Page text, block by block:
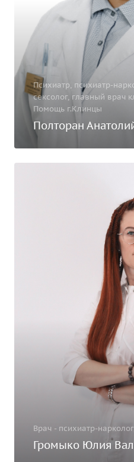
Психиатр, психиатр-
сексолог, главный врач
Помощь г.Клинцы
Полторан
Врач - психиатр-
Громыко Юлия